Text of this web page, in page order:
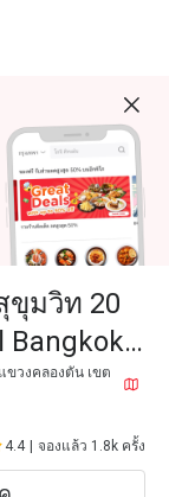
ขุมวิท 20
Bangkok
วงคลองตัน เขต
4.4 จองแล้ว 1.8k ครั้ง